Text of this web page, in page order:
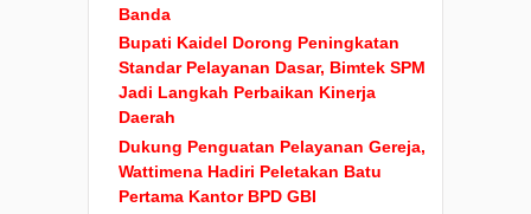
Banda
Bupati Kaidel Dorong Peningkatan
Standar Pelayanan Dasar, Bimtek SPM
Jadi Langkah Perbaikan Kinerja
Daerah
Dukung Penguatan Pelayanan Gereja,
Wattimena Hadiri Peletakan Batu
Pertama Kantor BPD GBI